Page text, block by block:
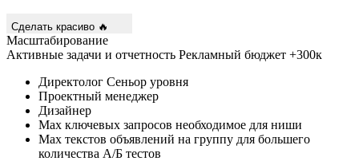
Сделать красиво 🔥
Масштабирование
Активные задачи и отчетность Рекламный бюджет +300к
Директолог Сеньор уровня
Проектный менеджер
Дизайнер
Max ключевых запросов необходимое для ниши
Max текстов объявлений на группу для большего
количества А/Б тестов